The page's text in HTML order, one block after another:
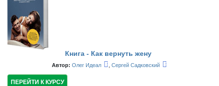
Книга - Как вернуть жену
Автор: Олег Идеал Сергей Садковский
ПЕРЕЙТИ К КУРСУ